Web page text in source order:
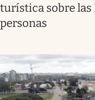
turística sobre las
personas